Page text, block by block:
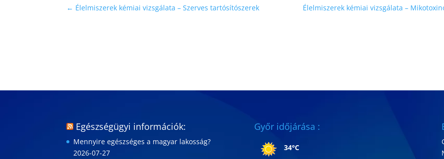
← Élelmiszerek kémiai vizsgálata – Szerves tartósítószerek Élelmiszerek kémiai vizsgálata –
Egészségügyi információk:
Mennyire egészséges a magyar lakosság?
2026-07-27
Győr időjárása :
34°C